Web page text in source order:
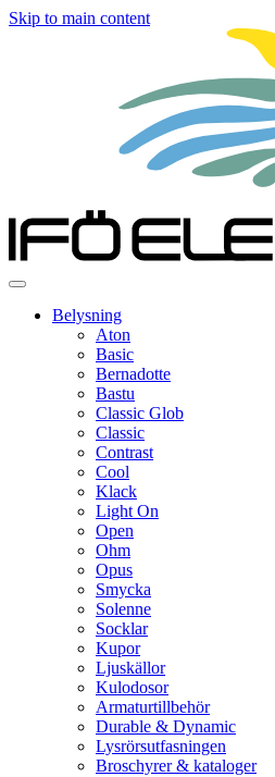
Skip to main content
Belysning
Aton
Basic
Bernadotte
Bastu
Classic Glob
Classic
Contrast
Cool
Klack
Light On
Open
Ohm
Opus
Smycka
Solenne
Socklar
Kupor
Ljuskällor
Kulodosor
Armaturtillbehör
Durable & Dynamic
Lysrörsutfasningen
Broschyrer & kataloger